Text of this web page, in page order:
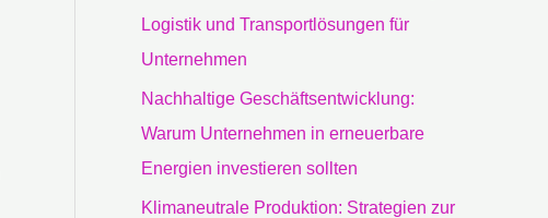
Logistik und Transportlösungen für
Unternehmen
Nachhaltige Geschäftsentwicklung:
Warum Unternehmen in erneuerbare
Energien investieren sollten
Klimaneutrale Produktion: Strategien zur